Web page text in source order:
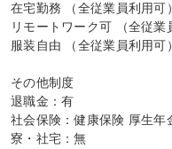
在宅勤務 （全従業員利用可）
リモートワーク可 （全従業
服装自由 （全従業員利用可）
その他制度
退職金：有
社会保険：健康保険 厚生年
寮・社宅：無